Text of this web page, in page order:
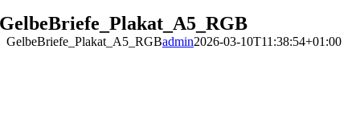
GelbeBriefe_Plakat_A5_RGB
GelbeBriefe_Plakat_A5_RGBadmin2026-03-10T11:38:54+01:00